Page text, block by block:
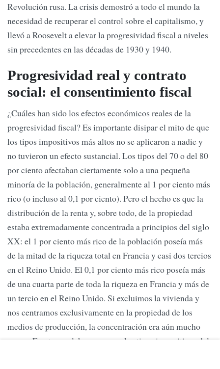
Revolución rusa. La crisis demostró a todo el mundo la
necesidad de recuperar el control sobre el capitalismo, y
llevó a Roosevelt a elevar la progresividad fiscal a niveles
sin precedentes en las décadas de 1930 y 1940.
Progresividad real y contrato
social: el consentimiento fiscal
¿Cuáles han sido los efectos económicos reales de la
progresividad fiscal? Es importante disipar el mito de que
los tipos impositivos más altos no se aplicaron a nadie y
no tuvieron un efecto sustancial. Los tipos del 70 o del 80
por ciento afectaban ciertamente solo a una pequeña
minoría de la población, generalmente al 1 por ciento más
rico (o incluso al 0,1 por ciento). Pero el hecho es que la
distribución de la renta y, sobre todo, de la propiedad
estaba extremadamente concentrada a principios del siglo
XX: el 1 por ciento más rico de la población poseía más
de la mitad de la riqueza total en Francia y casi dos tercios
en el Reino Unido. El 0,1 por ciento más rico poseía más
de una cuarta parte de toda la riqueza en Francia y más de
un tercio en el Reino Unido. Si excluimos la vivienda y
nos centramos exclusivamente en la propiedad de los
medios de producción, la concentración era aún mucho
mayor. En otras palabras, aunque los tipos impositivos del